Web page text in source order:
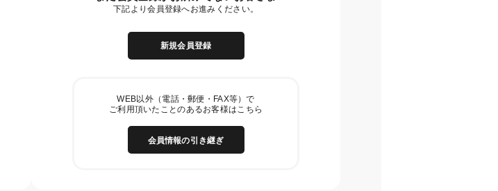
下記より会員登録へお進みください。
新規会員登録
WEB以外（電話・郵便・FAX等）で
ご利用頂いたことのあるお客様はこちら
会員情報の引き継ぎ